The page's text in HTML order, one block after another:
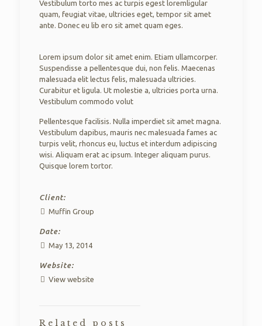
Vestibulum torto mes ac turpis egest loremligular
quam, feugiat vitae, ultricies eget, tempor sit amet
ante. Donec eu lib ero sit amet quam eges.
Lorem ipsum dolor sit amet enim. Etiam ullamcorper.
Suspendisse a pellentesque dui, non felis. Maecenas
malesuada elit lectus felis, malesuada ultricies.
Curabitur et ligula. Ut molestie a, ultricies porta urna.
Vestibulum commodo volut
Pellentesque facilisis. Nulla imperdiet sit amet magna.
Vestibulum dapibus, mauris nec malesuada fames ac
turpis velit, rhoncus eu, luctus et interdum adipiscing
wisi. Aliquam erat ac ipsum. Integer aliquam purus.
Quisque lorem tortor.
Client:
Muffin Group
Date:
May 13, 2014
Website:
View website
Related posts